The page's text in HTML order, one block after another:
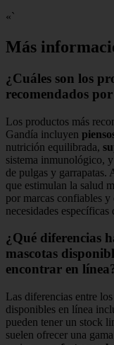
«`
Más
¿Cuáles son los
recomendados
Los productos más
Gandía incluyen
nutrición equilibrada,
sistema inmunológico, y
de pulgas y garrapatas.
que estimulan la salud
por marcas confiables
necesidades específicas
¿Qué diferencias
mascotas
encontrar en
Las diferencias entre los
disponibles en línea
pueden tener un stock
suelen ofrecer una